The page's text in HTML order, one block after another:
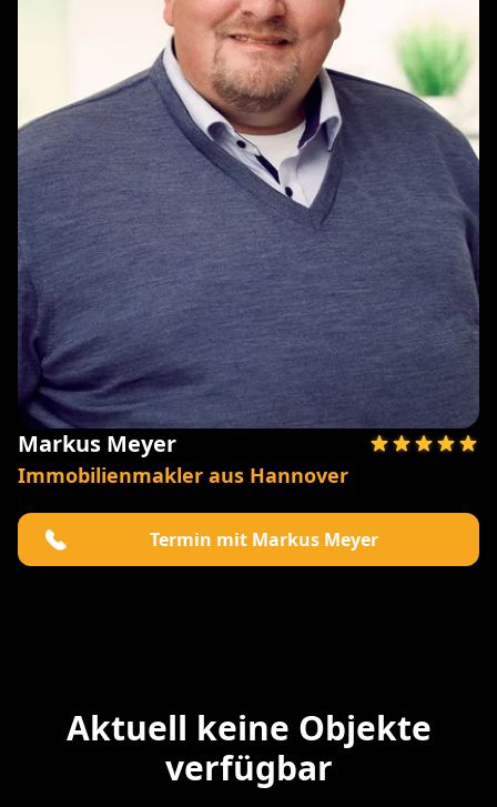
Markus Meyer
Immobilienmakler aus Hannover
Termin mit Markus Meyer
Aktuell keine Objekte
verfügbar